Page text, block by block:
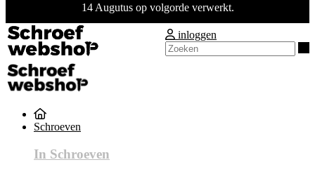
14 Augutus op volgorde verwerkt.
inloggen
Schroeven
In Schroeven